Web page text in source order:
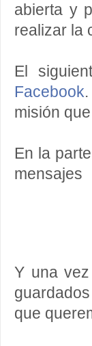
abierta y
realizar la
El
Facebook
misión
En la
mensajes
Y una
que